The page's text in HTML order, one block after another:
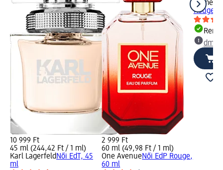
10 999 Ft
45 ml (244,42 Ft / 1 ml)
Karl LagerfeldNői EdT, 45
ml
2 999 Ft
60 ml (49,98 Ft / 1 ml)
One AvenueNői EdP Rouge,
60 ml
Rouge,
dm